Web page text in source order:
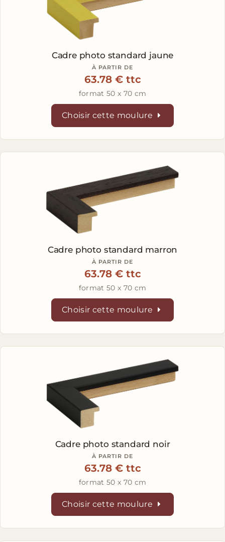
Cadre photo standard jaune
À PARTIR DE
63.78 € ttc
format 50 x 70 cm
Choisir cette moulure
Cadre photo standard marron
À PARTIR DE
63.78 € ttc
format 50 x 70 cm
Choisir cette moulure
Cadre photo standard noir
À PARTIR DE
63.78 € ttc
format 50 x 70 cm
Choisir cette moulure